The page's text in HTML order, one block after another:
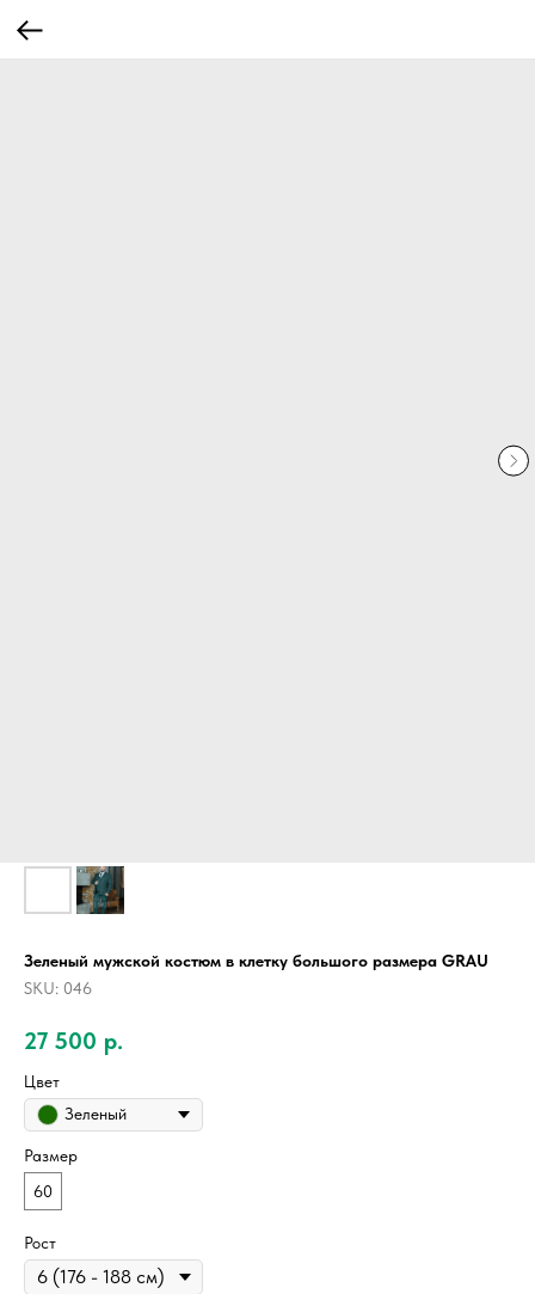
Зеленый мужской костюм в клетку большого размера GRAU
SKU: 046
27 500 р.
Цвет
Зеленый
Размер
60
Рост